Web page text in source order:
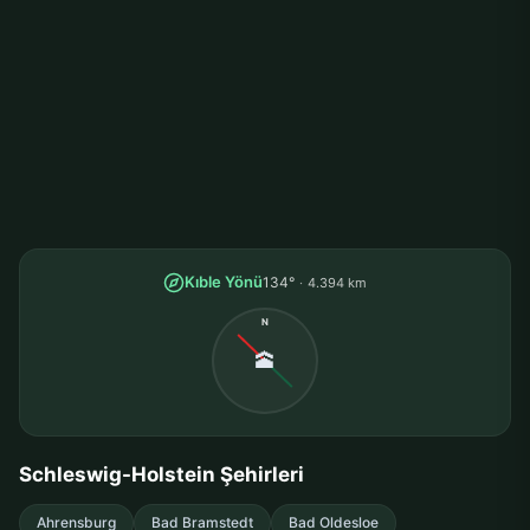
Kıble Yönü134° 4.394 km
N
🕋
Schleswig-Holstein Şehirleri
Ahrensburg Bad Bramstedt Bad Oldesloe